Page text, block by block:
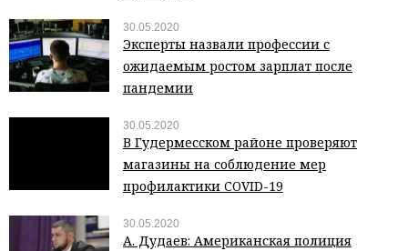
30.05.2020
Эксперты назвали профессии с
ожидаемым ростом зарплат после
пандемии
30.05.2020
В Гудермесском районе проверяют
магазины на соблюдение мер
профилактики COVID-19
30.05.2020
А. Дудаев: Американская полиция